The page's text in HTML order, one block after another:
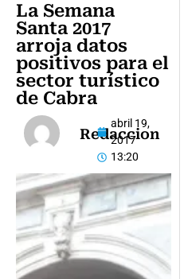
La Semana
Santa 2017
arroja datos
positivos para el
sector turístico
de Cabra
Redaccion
abril 19,
2017
13:20